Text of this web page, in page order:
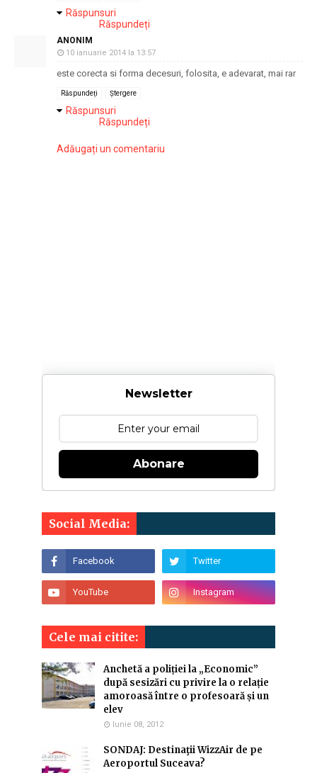
Răspunsuri
Răspundeți
ANONIM
10 ianuarie 2014 la 13:57
este corecta si forma decesuri, folosita, e adevarat, mai rar
Răspundeți Ștergere
Răspunsuri
Răspundeți
Adăugați un comentariu
Newsletter
Abonare
Social Media:
Cele mai citite:
Anchetă a poliției la „Economic”
după sesizări cu privire la o relație
amoroasă între o profesoară și un
elev
Iunie 08, 2012
SONDAJ: Destinaţii WizzAir de pe
Aeroportul Suceava?